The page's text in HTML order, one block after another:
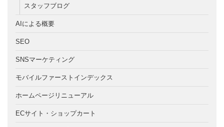
スタッフブログ
AIによる概要
SEO
SNSマーケティング
モバイルファーストインデックス
ホームページリニューアル
ECサイト・ショップカート